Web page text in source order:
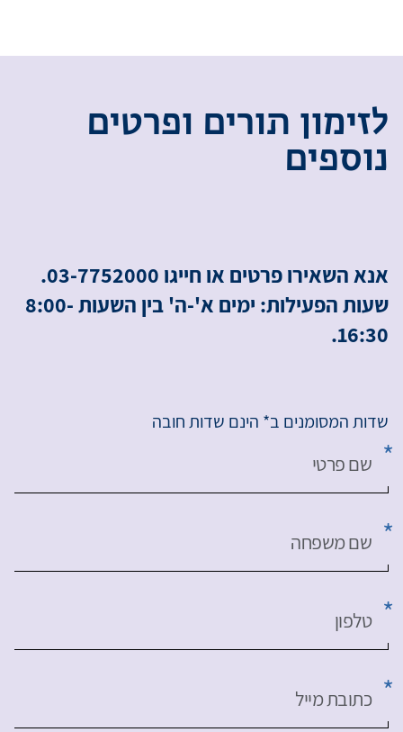
לזימון תורים ופרטים
נוספים
אנא השאירו פרטים או חייגו 03-7752000.
שעות הפעילות: ימים א'-ה' בין השעות 8:00-
16:30.
שדות המסומנים ב* הינם שדות חובה
שם פרטי
שם משפחה
טלפון
כתובת מייל